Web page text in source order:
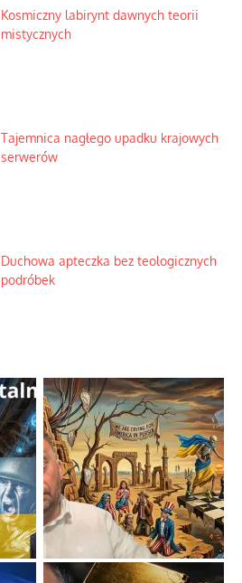
Kosmiczny labirynt dawnych teorii
mistycznych
Tajemnica nagłego upadku krajowych
serwerów
Duchowa apteczka bez teologicznych
podróbek